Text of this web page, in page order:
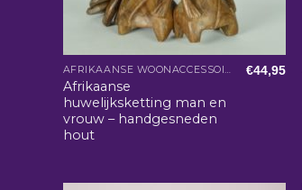
AFRIKAANSE WOONACCESSOIRES
Afrikaanse
huwelijksketting man en
vrouw – handgesneden
hout
€44,95